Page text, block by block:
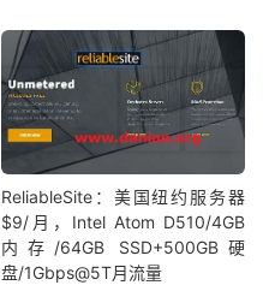
ReliableSite：美国纽约服务器
$9/月，Intel Atom D510/4GB
内存/64GB SSD+500GB硬
盘/1Gbps@5T月流量